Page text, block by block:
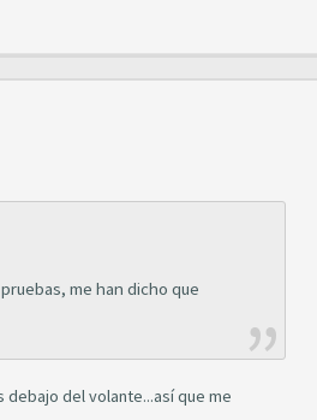
me han dicho que
del volante...así que me